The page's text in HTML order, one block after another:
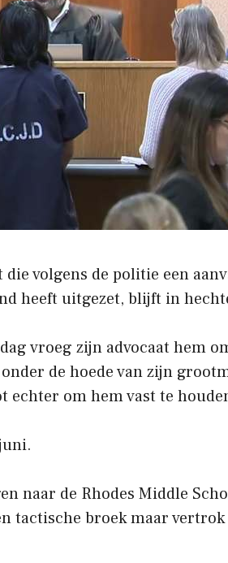
die volgens de politie een
heeft uitgezet, blijft in
vroeg zijn advocaat hem
de hoede van zijn
echter om hem vast te
naar de Rhodes Middle
tactische broek maar